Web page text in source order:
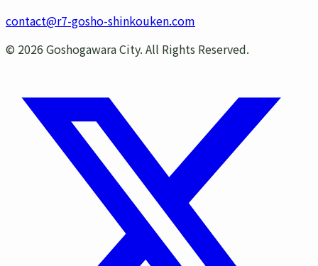
contact@r7-gosho-shinkouken.com
© 2026 Goshogawara City. All Rights Reserved.